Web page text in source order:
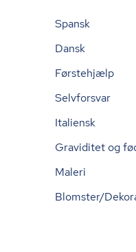
Spansk
Dansk
Førstehjælp
Selvforsvar
Italiensk
Graviditet og
Maleri
Blomster/